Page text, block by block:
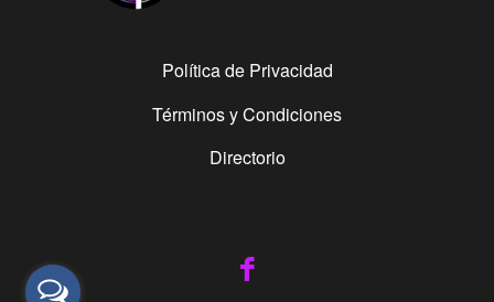
Política de Privacidad
Términos y Condiciones
Directorio